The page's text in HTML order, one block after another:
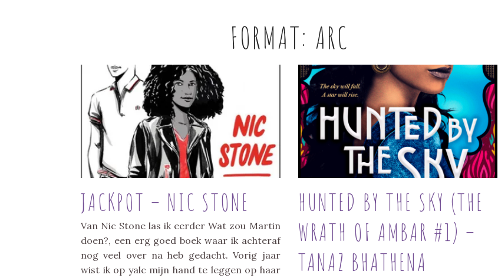
FORMAT: ARC
JACKPOT – NIC STONE
Van Nic Stone las ik eerder Wat zou Martin
doen?, een erg goed boek waar ik achteraf
nog veel over na heb gedacht. Vorig jaar
wist ik op yalc mijn hand te leggen op haar
HUNTED BY THE SKY (THE
WRATH OF AMBAR #1) –
TANAZ BHATHENA